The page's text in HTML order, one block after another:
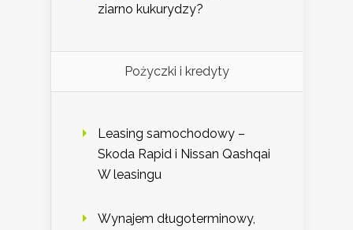
ziarno kukurydzy?
Pożyczki i kredyty
Leasing samochodowy –
Skoda Rapid i Nissan Qashqai
W leasingu
Wynajem długoterminowy,